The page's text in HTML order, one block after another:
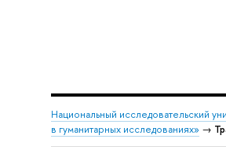
Национальный исследовательский
в гуманитарных исследованиях» →